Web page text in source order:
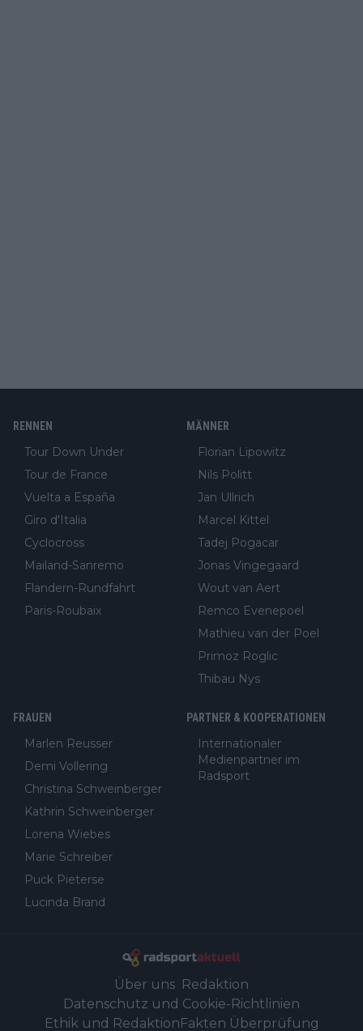
RENNEN
Tour Down Under
Tour de France
Vuelta a España
Giro d'Italia
Cyclocross
Mailand-Sanremo
Flandern-Rundfahrt
Paris-Roubaix
MÄNNER
Florian Lipowitz
Nils Politt
Jan Ullrich
Marcel Kittel
Tadej Pogacar
Jonas Vingegaard
Wout van Aert
Remco Evenepoel
Mathieu van der Poel
Primoz Roglic
Thibau Nys
FRAUEN
Marlen Reusser
Demi Vollering
Christina Schweinberger
Kathrin Schweinberger
Lorena Wiebes
Marie Schreiber
Puck Pieterse
Lucinda Brand
PARTNER & KOOPERATIONEN
Internationaler
Medienpartner im
Radsport
Über uns Redaktion
Datenschutz und Cookie-Richtlinien
Ethik und Redaktion Fakten Überprüfung